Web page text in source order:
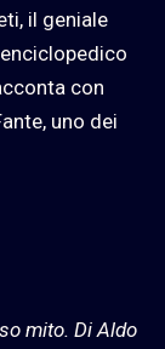
il geniale
con
uno dei
mito. Di Aldo